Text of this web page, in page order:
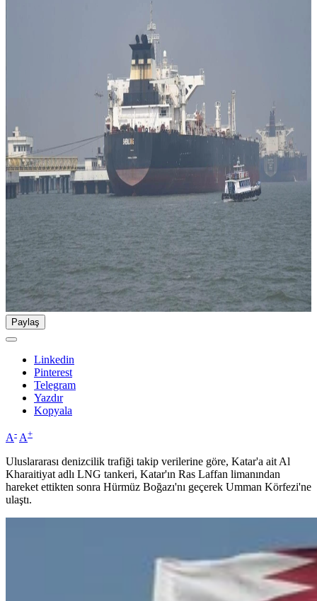
Paylaş
Linkedin
Pinterest
Telegram
Yazdır
Kopyala
A- A+
Uluslararası denizcilik trafiği takip verilerine göre, Katar'a ait Al
Kharaitiyat adlı LNG tankeri, Katar'ın Ras Laffan limanından
hareket ettikten sonra Hürmüz Boğazı'nı geçerek Umman Körfezi'ne
ulaştı.